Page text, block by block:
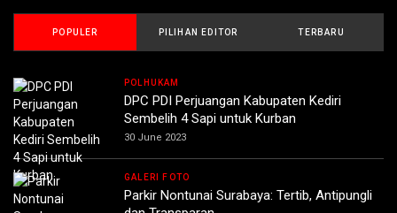
POPULER PILIHAN EDITOR TERBARU
POLHUKAM
DPC PDI Perjuangan Kabupaten Kediri
Sembelih 4 Sapi untuk Kurban
30 June 2023
GALERI FOTO
Parkir Nontunai Surabaya: Tertib, Antipungli